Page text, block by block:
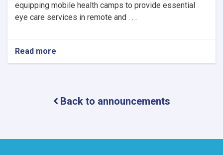
equipping mobile health camps to provide essential
eye care services in remote and . . .
Read more
Notice
Camps
by
Back to announcements